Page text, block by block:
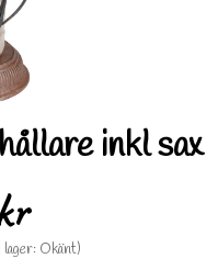
inkl sax
lager: Okänt)